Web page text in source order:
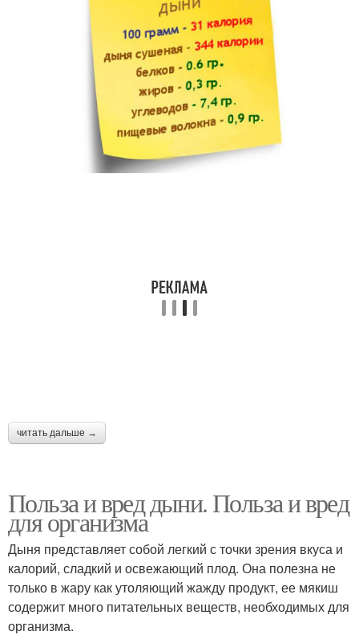
читать дальше →
Польза и вред дыни. Польза и вред
для организма
Дыня представляет собой легкий с точки зрения вкуса и
калорий, сладкий и освежающий плод. Она полезна не
только в жару как утоляющий жажду продукт, ее мякиш
содержит много питательных веществ, необходимых для
организма.